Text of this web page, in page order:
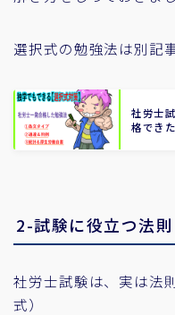
選択式の勉強法は別記
社労士
格でき
2-試験に役立つ法則
社労士試験は、実は法
式）